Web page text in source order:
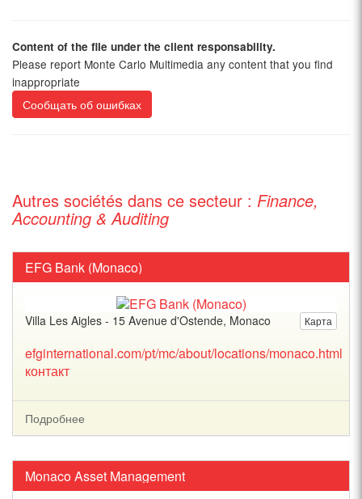
Content of the file under the client responsability.
Please report Monte Carlo Multimedia any content that you find
inappropriate
Сообщать об ошибках
Autres sociétés dans ce secteur : Finance,
Accounting & Auditing
EFG Bank (Monaco)
Карта
Villa Les Aigles - 15 Avenue d'Ostende, Monaco
efginternational.com/pt/mc/about/locations/monaco.html
контакт
Подробнее
Monaco Asset Management